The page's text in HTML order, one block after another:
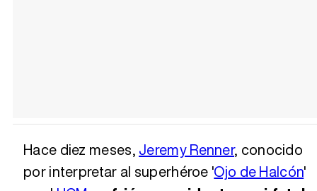
Hace diez meses, Jeremy Renner, conocido
por interpretar al superhéroe 'Ojo de Halcón'